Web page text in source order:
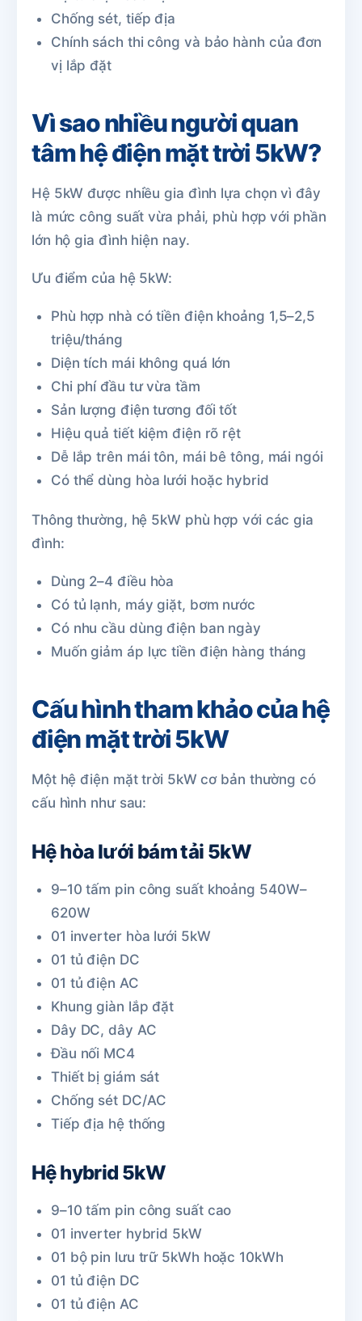
Chống sét, tiếp địa
Chính sách thi công và bảo hành của đơn
vị lắp đặt
Vì sao nhiều người quan
tâm hệ điện mặt trời 5kW?
Hệ 5kW được nhiều gia đình lựa chọn vì đây
là mức công suất vừa phải, phù hợp với phần
lớn hộ gia đình hiện nay.
Ưu điểm của hệ 5kW:
Phù hợp nhà có tiền điện khoảng 1,5–2,5
triệu/tháng
Diện tích mái không quá lớn
Chi phí đầu tư vừa tầm
Sản lượng điện tương đối tốt
Hiệu quả tiết kiệm điện rõ rệt
Dễ lắp trên mái tôn, mái bê tông, mái ngói
Có thể dùng hòa lưới hoặc hybrid
Thông thường, hệ 5kW phù hợp với các gia
đình:
Dùng 2–4 điều hòa
Có tủ lạnh, máy giặt, bơm nước
Có nhu cầu dùng điện ban ngày
Muốn giảm áp lực tiền điện hàng tháng
Cấu hình tham khảo của hệ
điện mặt trời 5kW
Một hệ điện mặt trời 5kW cơ bản thường có
cấu hình như sau:
Hệ hòa lưới bám tải 5kW
9–10 tấm pin công suất khoảng 540W–
620W
01 inverter hòa lưới 5kW
01 tủ điện DC
01 tủ điện AC
Khung giàn lắp đặt
Dây DC, dây AC
Đầu nối MC4
Thiết bị giám sát
Chống sét DC/AC
Tiếp địa hệ thống
Hệ hybrid 5kW
9–10 tấm pin công suất cao
01 inverter hybrid 5kW
01 bộ pin lưu trữ 5kWh hoặc 10kWh
01 tủ điện DC
01 tủ điện AC